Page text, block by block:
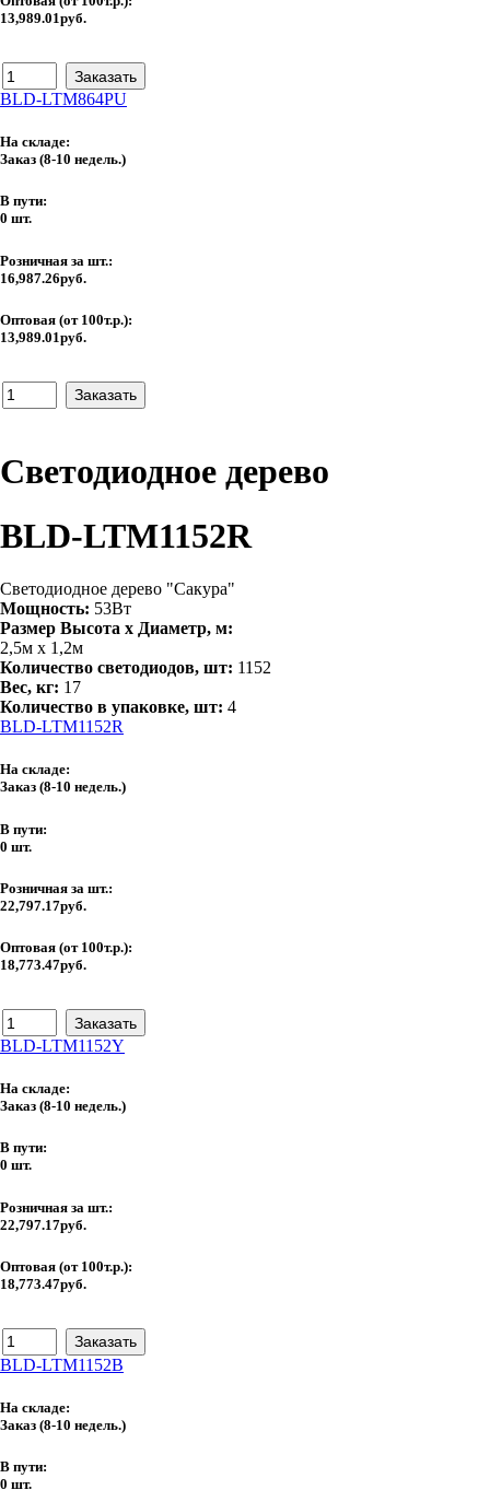
13,989.01руб.
BLD-LTM864PU
На складе:
Заказ (8-10 недель.)
В пути:
0 шт.
Розничная за шт.:
16,987.26руб.
Оптовая (от 100т.р.):
13,989.01руб.
Светодиодное дерево
BLD-LTM1152R
Светодиодное дерево "Сакура"
Мощность: 53Вт
Размер Высота х Диаметр, м:
2,5м х 1,2м
Количество светодиодов, шт: 1152
Вес, кг: 17
Количество в упаковке, шт: 4
BLD-LTM1152R
На складе:
Заказ (8-10 недель.)
В пути:
0 шт.
Розничная за шт.:
22,797.17руб.
Оптовая (от 100т.р.):
18,773.47руб.
BLD-LTM1152Y
На складе:
Заказ (8-10 недель.)
В пути:
0 шт.
Розничная за шт.:
22,797.17руб.
Оптовая (от 100т.р.):
18,773.47руб.
BLD-LTM1152B
На складе:
Заказ (8-10 недель.)
В пути:
0 шт.